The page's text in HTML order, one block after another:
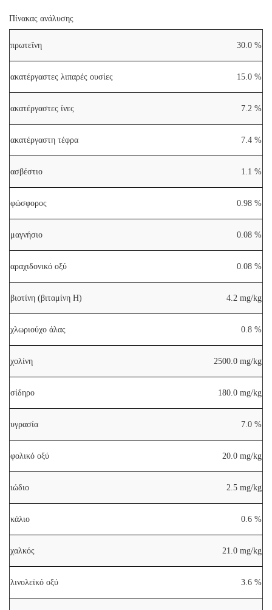
Πίνακας ανάλυσης
πρωτεΐνη 30.0 %
ακατέργαστες λιπαρές ουσίες 15.0 %
ακατέργαστες ίνες 7.2 %
ακατέργαστη τέφρα 7.4 %
ασβέστιο 1.1 %
φώσφορος 0.98 %
μαγνήσιο 0.08 %
αραχιδονικό οξύ 0.08 %
βιοτίνη (βιταμίνη Η) 4.2 mg/kg
χλωριούχο άλας 0.8 %
χολίνη 2500.0 mg/kg
σίδηρο 180.0 mg/kg
υγρασία 7.0 %
φολικό οξύ 20.0 mg/kg
ιώδιο 2.5 mg/kg
κάλιο 0.6 %
χαλκός 21.0 mg/kg
λινολεϊκό οξύ 3.6 %